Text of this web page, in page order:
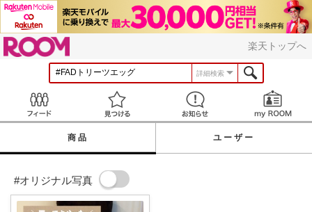
楽天トップへ
詳細検索
見つける お知らせ
商品 ユーザー
#オリジナル写真